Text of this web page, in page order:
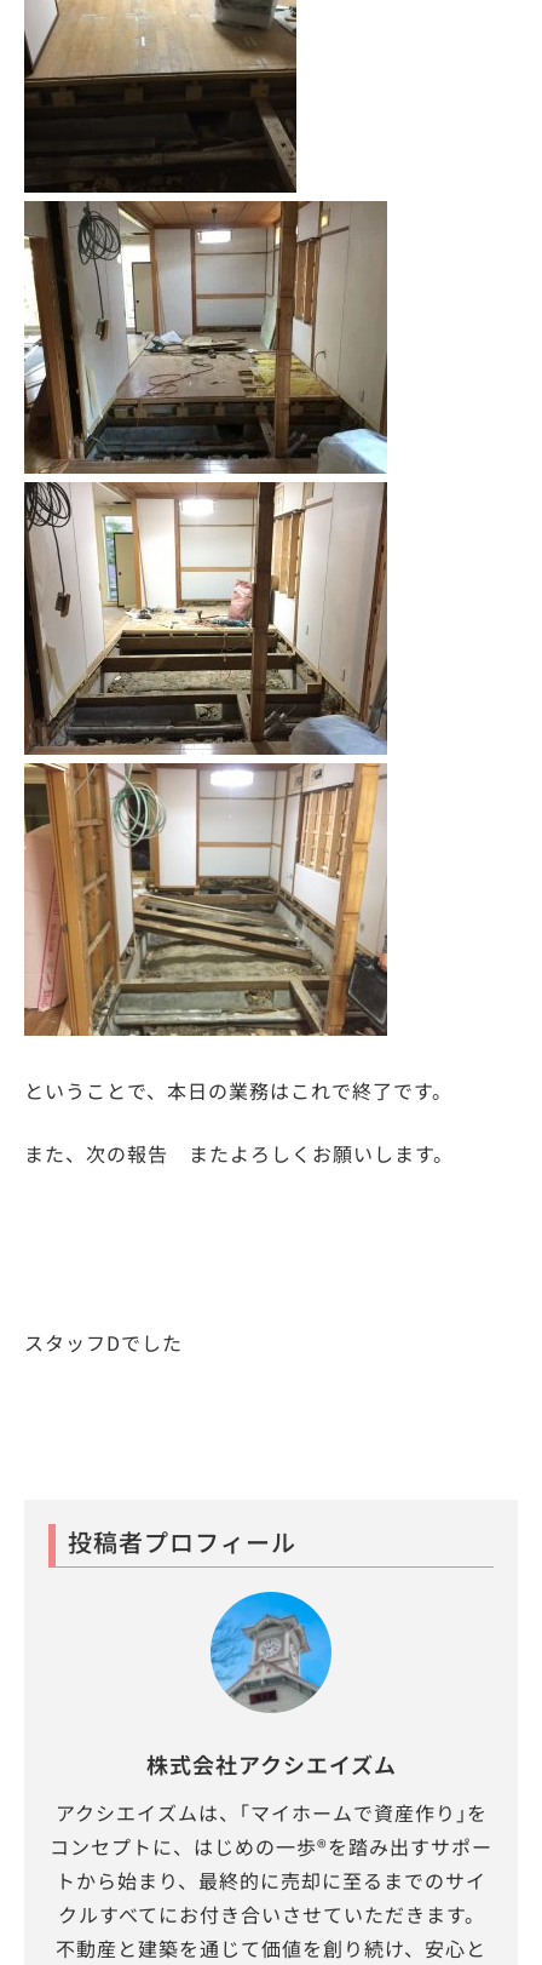
ということで、本日の業務はこれで終了です。
また、次の報告 またよろしくお願いします。
スタッフDでした
投稿者プロフィール
株式会社アクシエイズム
アクシエイズムは、｢マイホームで資産作り｣を
コンセプトに、はじめの一歩®を踏み出すサポー
トから始まり、最終的に売却に至るまでのサイ
クルすべてにお付き合いさせていただきます。
不動産と建築を通じて価値を創り続け、安心と